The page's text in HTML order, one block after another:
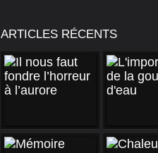
ARTICLES RÉCENTS